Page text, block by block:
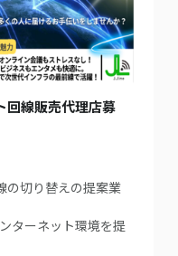
回線販売代理店募
の切り替えの提案業
ターネット環境を提